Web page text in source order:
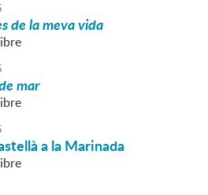
de la meva vida
mar
a la Marinada